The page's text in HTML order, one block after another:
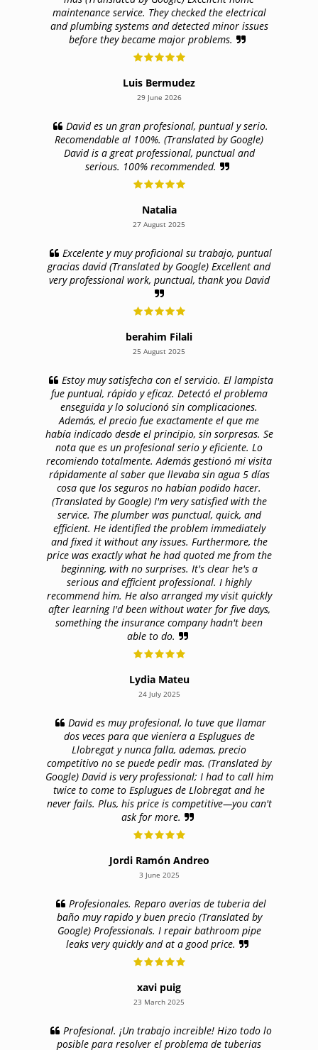
maintenance service. They checked the electrical
and plumbing systems and detected minor issues
before they became major problems.
Luis Bermudez
29 June 2026
David es un gran profesional, puntual y serio.
Recomendable al 100%. (Translated by Google)
David is a great professional, punctual and
serious. 100% recommended.
Natalia
27 August 2025
Excelente y muy proficional su trabajo, puntual
gracias david (Translated by Google) Excellent and
very professional work, punctual, thank you David
berahim Filali
25 August 2025
Estoy muy satisfecha con el servicio. El lampista
fue puntual, rápido y eficaz. Detectó el problema
enseguida y lo solucionó sin complicaciones.
Además, el precio fue exactamente el que me
había indicado desde el principio, sin sorpresas. Se
nota que es un profesional serio y eficiente. Lo
recomiendo totalmente. Además gestionó mi visita
rápidamente al saber que llevaba sin agua 5 días
cosa que los seguros no habían podido hacer.
(Translated by Google) I'm very satisfied with the
service. The plumber was punctual, quick, and
efficient. He identified the problem immediately
and fixed it without any issues. Furthermore, the
price was exactly what he had quoted me from the
beginning, with no surprises. It's clear he's a
serious and efficient professional. I highly
recommend him. He also arranged my visit quickly
after learning I'd been without water for five days,
something the insurance company hadn't been
able to do.
Lydia Mateu
24 July 2025
David es muy profesional, lo tuve que llamar
dos veces para que vieniera a Esplugues de
Llobregat y nunca falla, ademas, precio
competitivo no se puede pedir mas. (Translated by
Google) David is very professional; I had to call him
twice to come to Esplugues de Llobregat and he
never fails. Plus, his price is competitive—you can't
ask for more.
Jordi Ramón Andreo
3 June 2025
Profesionales. Reparo averias de tuberia del
baño muy rapido y buen precio (Translated by
Google) Professionals. I repair bathroom pipe
leaks very quickly and at a good price.
xavi puig
23 March 2025
Profesional. ¡Un trabajo increible! Hizo todo lo
posible para resolver el problema de tuberias